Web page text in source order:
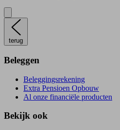
terug
Beleggen
Beleggingsrekening
Extra Pensioen Opbouw
Al onze financiële producten
Bekijk ook